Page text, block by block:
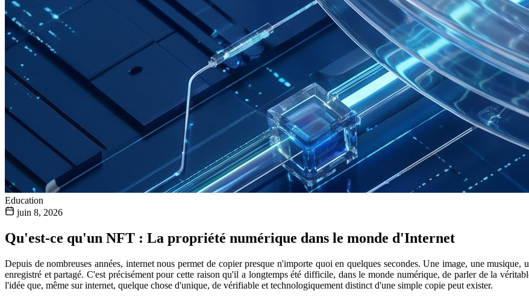
Education
juin 8, 2026
Qu'est-ce qu'un NFT : La propriété numérique dans le monde d'Internet
Depuis de nombreuses années, internet nous permet de copier presque n'importe quoi en quelques secondes. Une image, une
enregistré et partagé. C'est précisément pour cette raison qu'il a longtemps été difficile, dans le monde numérique, de parler de la
l'idée que, même sur internet, quelque chose d'unique, de vérifiable et technologiquement distinct d'une simple copie peut exister.